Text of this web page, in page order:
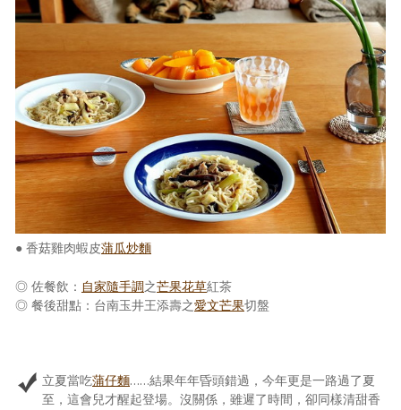
● 香菇雞肉蝦皮蒲瓜炒麵
◎ 佐餐飲： 自家隨手調之芒果花草紅茶
◎ 餐後甜點：台南玉井王添壽之愛文芒果切盤
立夏當吃蒲仔麵……結果年年昏頭錯過，今年更是一路過了夏
至，這會兒才醒起登場。沒關係，雖遲了時間，卻同樣清甜香